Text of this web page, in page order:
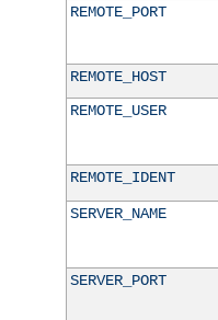
REMOTE_PORT
REMOTE_HOST
REMOTE_USER
REMOTE_IDENT
SERVER_NAME
SERVER_PORT